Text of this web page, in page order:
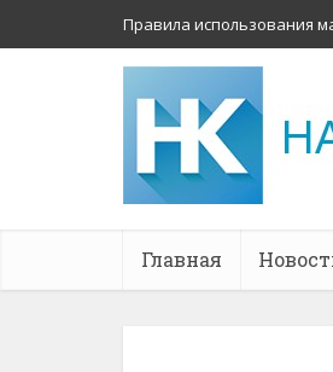
Правила использования
Главная